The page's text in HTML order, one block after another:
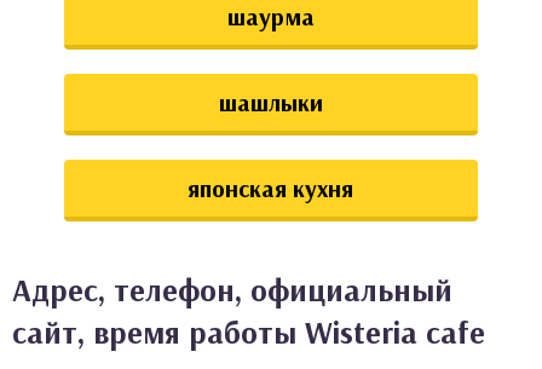
шаурма
шашлыки
японская кухня
Адрес, телефон, официальный
сайт, время работы Wisteria cafe